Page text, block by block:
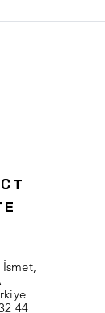
İsmet,
44